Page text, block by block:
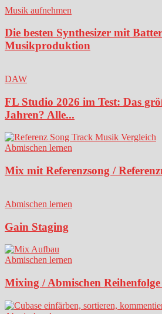
Musik aufnehmen
Die besten Synthesizer mit
Musikproduktion
DAW
FL Studio 2026 im Test: Das
Jahren? Alle...
Abmischen lernen
Mix mit Referenzsong /
Abmischen lernen
Gain Staging
Abmischen lernen
Mixing / Abmischen